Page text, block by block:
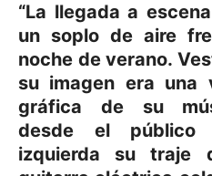
“La llegada a
un soplo de aire
noche de verano.
su imagen era una
gráfica de su
desde el público
izquierda su traje